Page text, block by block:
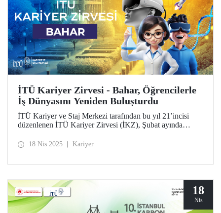
İTÜ Kariyer Zirvesi - Bahar, Öğrencilerle
İş Dünyasını Yeniden Buluşturdu
İTÜ Kariyer ve Staj Merkezi tarafından bu yıl 21’incisi
düzenlenen İTÜ Kariyer Zirvesi (İKZ), Şubat ayında
adıyla 14-15-16 Nisan 2025 tarihlerinde Ayazağa
18 Nis 2025 Kariyer
18
Nis